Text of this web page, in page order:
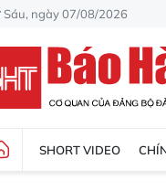
Sáu, ngày 07/08/2026
SHORT VIDEO